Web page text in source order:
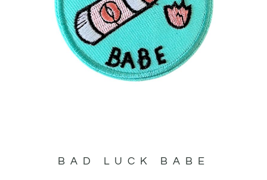
BAD LUCK BABE